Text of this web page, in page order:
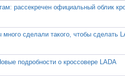
рассекречен официальный облик
сделали такого, чтобы сделать
подробности о кроссовере LADA